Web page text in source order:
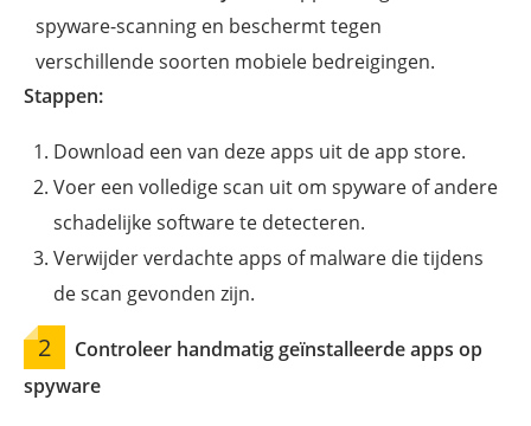
spyware-scanning en beschermt tegen
verschillende soorten mobiele bedreigingen.
Stappen:
Download een van deze apps uit de app store.
Voer een volledige scan uit om spyware of andere
schadelijke software te detecteren.
Verwijder verdachte apps of malware die tijdens
de scan gevonden zijn.
2
Controleer handmatig geïnstalleerde apps op
spyware